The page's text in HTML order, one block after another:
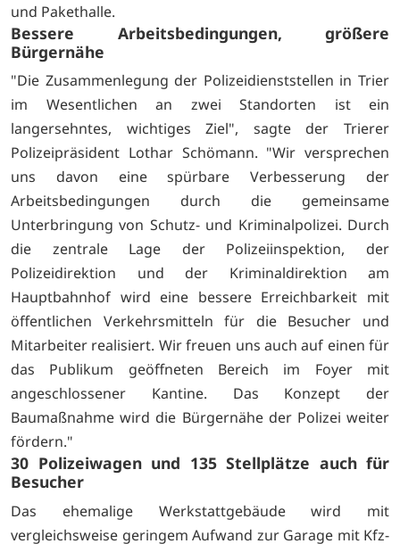
und Pakethalle.
Bessere Arbeitsbedingungen, größere
Bürgernähe
"Die Zusammenlegung der Polizeidienststellen in Trier
im Wesentlichen an zwei Standorten ist ein
langersehntes, wichtiges Ziel", sagte der Trierer
Polizeipräsident Lothar Schömann. "Wir versprechen
uns davon eine spürbare Verbesserung der
Arbeitsbedingungen durch die gemeinsame
Unterbringung von Schutz- und Kriminalpolizei. Durch
die zentrale Lage der Polizeiinspektion, der
Polizeidirektion und der Kriminaldirektion am
Hauptbahnhof wird eine bessere Erreichbarkeit mit
öffentlichen Verkehrsmitteln für die Besucher und
Mitarbeiter realisiert. Wir freuen uns auch auf einen für
das Publikum geöffneten Bereich im Foyer mit
angeschlossener Kantine. Das Konzept der
Baumaßnahme wird die Bürgernähe der Polizei weiter
fördern."
30 Polizeiwagen und 135 Stellplätze auch für
Besucher
Das ehemalige Werkstattgebäude wird mit
vergleichsweise geringem Aufwand zur Garage mit Kfz-